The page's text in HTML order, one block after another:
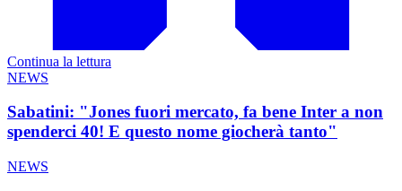
Continua la lettura
NEWS
Sabatini: "Jones fuori mercato, fa bene Inter a non
spenderci 40! E questo nome giocherà tanto"
NEWS